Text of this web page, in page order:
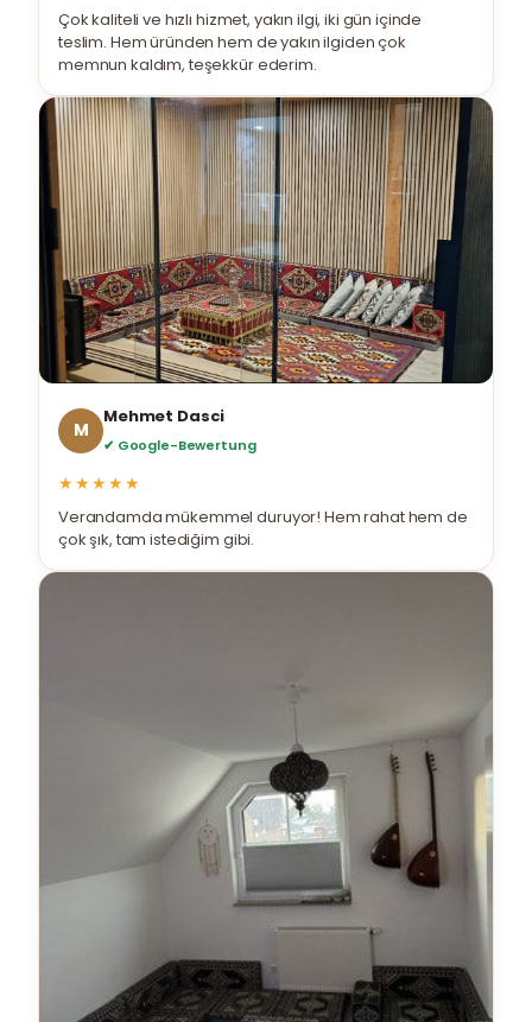
Çok kaliteli ve hızlı hizmet, yakın ilgi, iki gün içinde
teslim. Hem üründen hem de yakın ilgiden çok
memnun kaldım, teşekkür ederim.
M
Mehmet Dasci
✔ Google-Bewertung
★★★★★
Verandamda mükemmel duruyor! Hem rahat hem de
çok şık, tam istediğim gibi.